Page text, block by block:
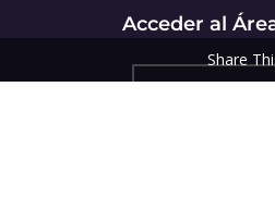
Acceder al
Share